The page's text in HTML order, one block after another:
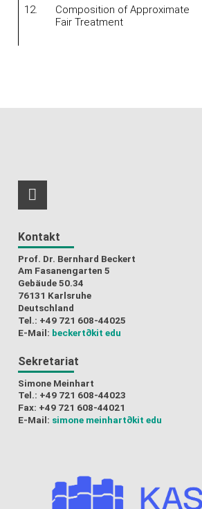
12.
Composition of Approximate
Fair Treatment
RSS-Feed
Kontakt
Prof. Dr. Bernhard Beckert
Am Fasanengarten 5
Gebäude 50.34
76131 Karlsruhe
Deutschland
Tel.: +49 721 608-44025
E-Mail: beckert∂kit edu
Sekretariat
Simone Meinhart
Tel.: +49 721 608-44023
Fax: +49 721 608-44021
E-Mail: simone meinhart∂kit edu